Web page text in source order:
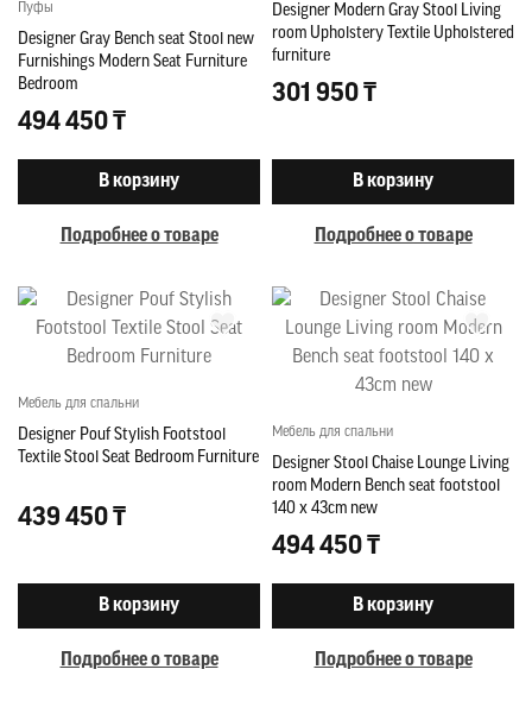
Пуфы
Designer Gray Bench seat Stool new
Furnishings Modern Seat Furniture
Bedroom
494 450 ₸
В корзину
Подробнее о товаре
Designer Modern Gray Stool Living
room Upholstery Textile Upholstered
furniture
301 950 ₸
В корзину
Подробнее о товаре
Мебель для спальни
Designer Pouf Stylish Footstool
Textile Stool Seat Bedroom Furniture
439 450 ₸
В корзину
Подробнее о товаре
Мебель для спальни
Designer Stool Chaise Lounge Living
room Modern Bench seat footstool
140 x 43cm new
494 450 ₸
В корзину
Подробнее о товаре